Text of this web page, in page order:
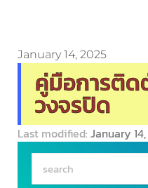
January 14, 2025
คู่มือการติด
วงจรปิด
Last modified: January